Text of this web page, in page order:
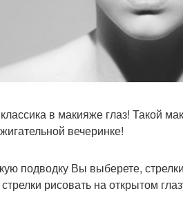
в макияже глаз! Такой
вечеринке!
подводку Вы выберете,
рисовать на открытом